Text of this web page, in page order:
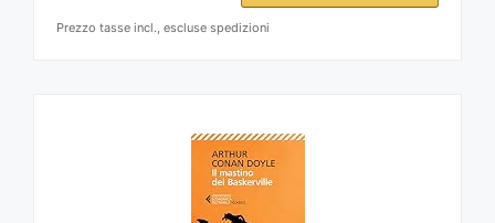
Prezzo tasse incl., escluse spedizioni